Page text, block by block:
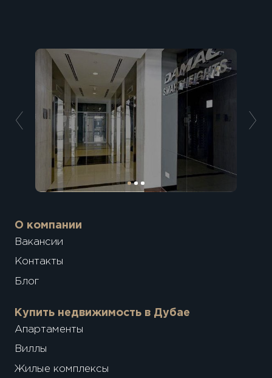
О компании
Вакансии
Контакты
Блог
Купить недвижимость в Дубае
Апартаменты
Виллы
Жилые комплексы